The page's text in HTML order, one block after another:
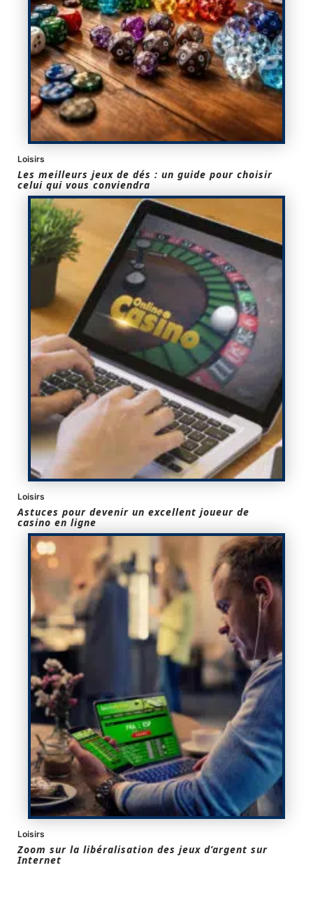
Loisirs
Les meilleurs jeux de dés : un guide pour choisir
celui qui vous conviendra
Loisirs
Astuces pour devenir un excellent joueur de
casino en ligne
Loisirs
Zoom sur la libéralisation des jeux d’argent sur
Internet